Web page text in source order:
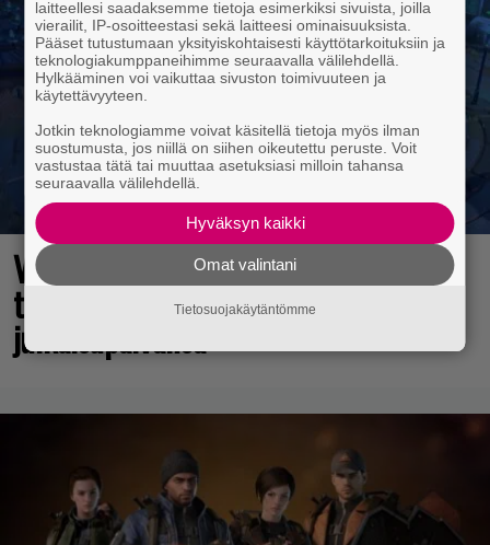
Vuonna 2018 nähdyn
toimintaroolipelin jatko-osa sai
julkaisupäivänsä
laitteellesi saadaksemme tietoja esimerkiksi sivuista, joilla
vierailit, IP-osoitteestasi sekä laitteesi ominaisuuksista.
Pääset tutustumaan yksityiskohtaisesti käyttötarkoituksiin ja
teknologiakumppaneihimme seuraavalla välilehdellä.
Hylkääminen voi vaikuttaa sivuston toimivuuteen ja
käytettävyyteen.
Jotkin teknologiamme voivat käsitellä tietoja myös ilman
suostumusta, jos niillä on siihen oikeutettu peruste. Voit
vastustaa tätä tai muuttaa asetuksiasi milloin tahansa
seuraavalla välilehdellä.
Hyväksyn kaikki
Omat valintani
Tietosuojakäytäntömme